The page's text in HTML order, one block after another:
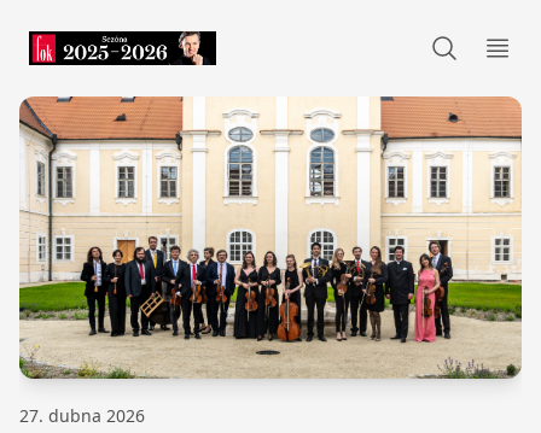
FOK
27. dubna 2026